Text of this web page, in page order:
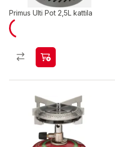
Primus Ulti Pot 2,5L kattila